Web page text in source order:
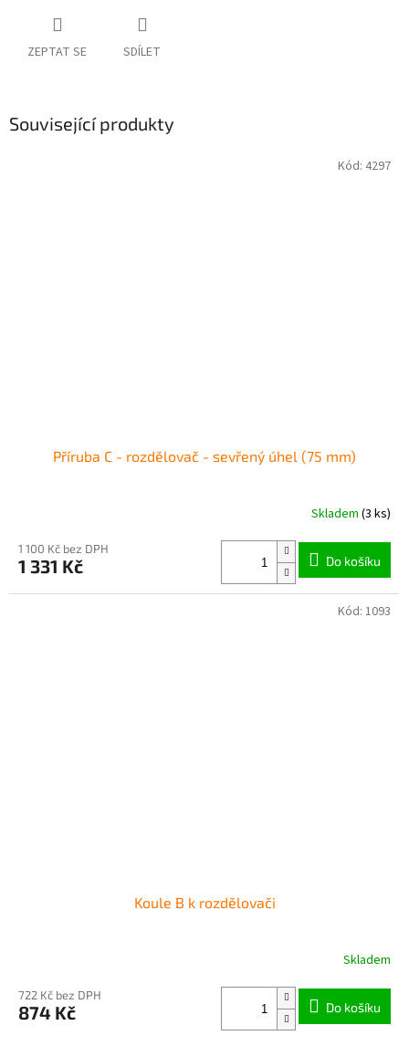
ZEPTAT SE SDÍLET
Související produkty
Příruba C - rozdělovač - sevřený úhel (75 mm)
Skladem (3 ks)
1 100 Kč bez DPH
1 331 Kč Do košíku
Kód: 4297
Koule B k rozdělovači
Skladem
722 Kč bez DPH
874 Kč Do košíku
Kód: 1093